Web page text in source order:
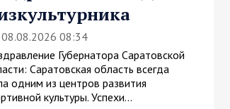
08.08.2026 08:34
Губернатора Саратовской
Саратовская область всегда
одним из центров развития
культуры. Успехи…